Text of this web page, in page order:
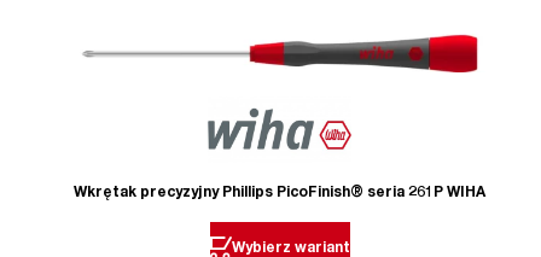
Wkrętak precyzyjny Phillips PicoFinish® seria 261P WIHA
Wybierz wariant